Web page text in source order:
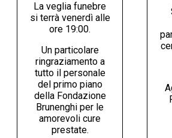
La veglia funebre
si terrà venerdì alle
ore 19:00.
Un particolare
ringraziamento a
tutto il personale
del primo piano
della Fondazione
Brunenghi per le
amorevoli cure
prestate.